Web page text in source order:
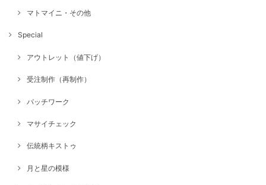
マトマイニ・その他
Special
アウトレット（値下げ）
受注制作（再制作）
パッチワーク
マサイチェック
伝統柄キストゥ
月と星の模様